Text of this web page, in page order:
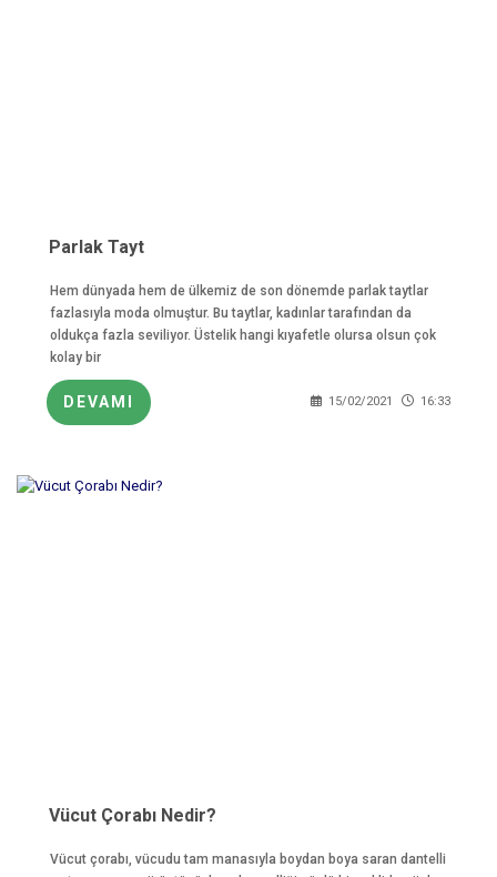
Parlak Tayt
Hem dünyada hem de ülkemiz de son dönemde parlak taytlar
fazlasıyla moda olmuştur. Bu taytlar, kadınlar tarafından da
oldukça fazla seviliyor. Üstelik hangi kıyafetle olursa olsun çok
kolay bir
DEVAMI 15/02/2021 16:33
Vücut Çorabı Nedir?
Vücut çorabı, vücudu tam manasıyla boydan boya saran dantelli